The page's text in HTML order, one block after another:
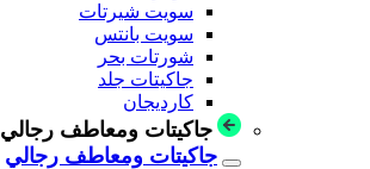
سويت شيرتات
سويت بانتس
شورتات بحر
جاكيتات جلد
كارديجان
جاكيتات ومعاطف رجالي
جاكيتات ومعاطف رجالي